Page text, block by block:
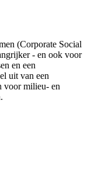
(Corporate Social
- en ook voor
en een
uit van een
voor milieu- en